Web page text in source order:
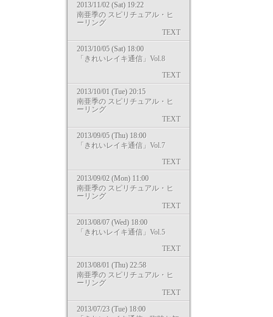
2013/11/02 (Sat) 19:22
南亜季の スピリチュアル・ヒ
ーリング
TEXT
2013/10/05 (Sat) 18:00
「きれいレイキ通信」Vol.8
TEXT
2013/10/01 (Tue) 20:15
南亜季の スピリチュアル・ヒ
ーリング
TEXT
2013/09/05 (Thu) 18:00
「きれいレイキ通信」Vol.7
TEXT
2013/09/02 (Mon) 11:00
南亜季の スピリチュアル・ヒ
ーリング
TEXT
2013/08/07 (Wed) 18:00
「きれいレイキ通信」Vol.5
TEXT
2013/08/01 (Thu) 22:58
南亜季の スピリチュアル・ヒ
ーリング
TEXT
2013/07/23 (Tue) 18:00